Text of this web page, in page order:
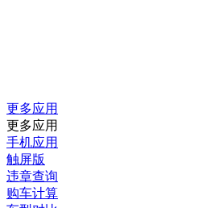
更多应用
更多应用
手机应用
触屏版
违章查询
购车计算